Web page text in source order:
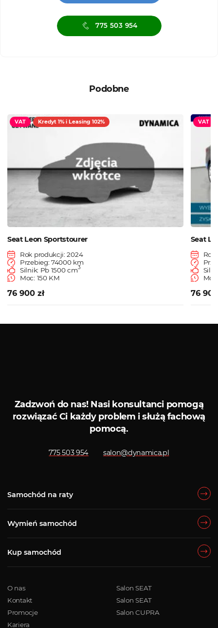
775 503 954
Podobne
VAT Kredyt 1% i Leasing 102%
Seat Leon Sportstourer
Rok produkcji: 2024
Przebieg: 74000 km
Silnik: Pb 1500 cm3
Moc: 150 KM
76 900 zł
VAT
Seat
Rok
76
Zadzwoń do nas!Nasi konsultanci pomogą
rozwiązać Ci każdy problem i służą fachową
pomocą.
775 503 954 salon@dynamica.pl
Samochód na raty
Wymień samochód
Kup samochód
O nas
Kontakt
Promocje
Kariera
Salon SEAT
Salon SEAT
Salon CUPRA